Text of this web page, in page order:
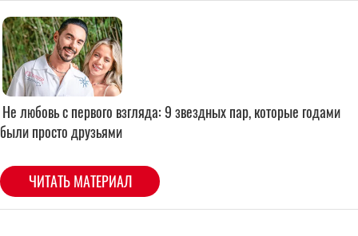
Не любовь с первого взгляда: 9 звездных пар, которые годами
были просто друзьями
ЧИТАТЬ МАТЕРИАЛ